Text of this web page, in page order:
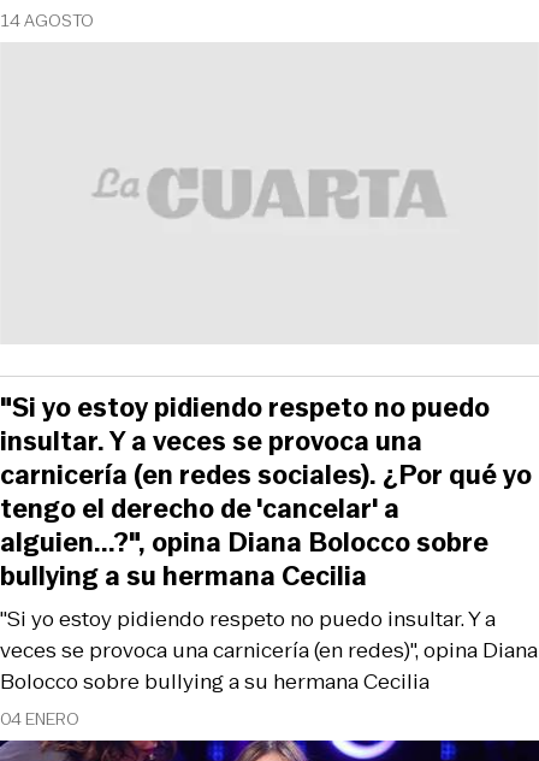
14 AGOSTO
04 ENERO
"Si yo estoy pidiendo respeto no puedo insultar. Y a
veces se provoca una carnicería (en redes)", opina Diana
Bolocco sobre bullying a su hermana Cecilia
"Si yo estoy pidiendo respeto no puedo
insultar. Y a veces se provoca una
carnicería (en redes sociales). ¿Por qué yo
tengo el derecho de 'cancelar' a
alguien...?", opina Diana Bolocco sobre
bullying a su hermana Cecilia